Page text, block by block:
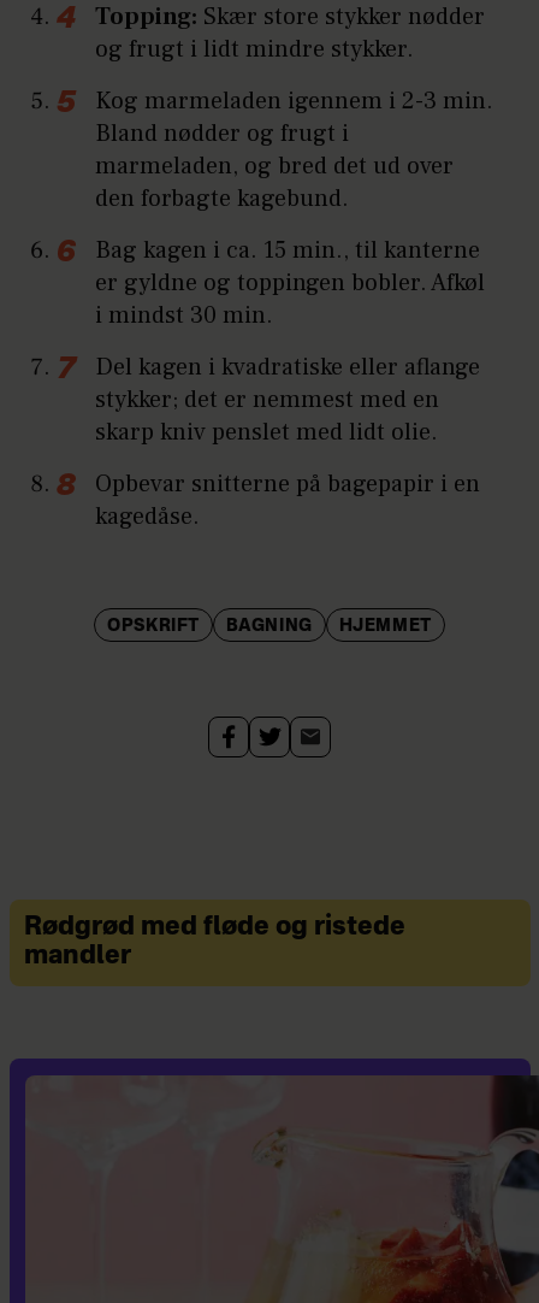
Topping: Skær store stykker nødder
og frugt i lidt mindre stykker.
Kog marmeladen igennem i 2-3 min.
Bland nødder og frugt i
marmeladen, og bred det ud over
den forbagte kagebund.
Bag kagen i ca. 15 min., til kanterne
er gyldne og toppingen bobler. Afkøl
i mindst 30 min.
Del kagen i kvadratiske eller aflange
stykker; det er nemmest med en
skarp kniv penslet med lidt olie.
Opbevar snitterne på bagepapir i en
kagedåse.
OPSKRIFT BAGNING HJEMMET
Rødgrød med fløde og ristede
mandler